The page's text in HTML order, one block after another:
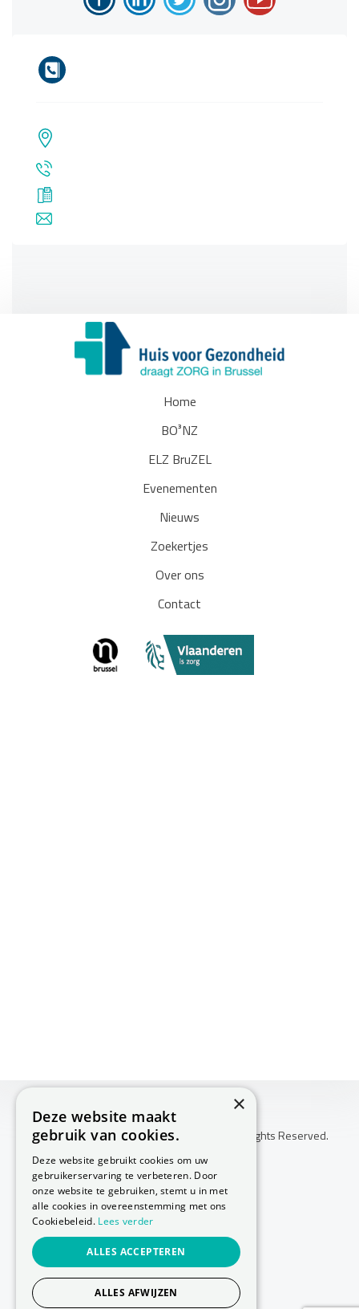
Home
BO³NZ
ELZ BruZEL
Evenementen
Nieuws
Zoekertjes
Over ons
Contact
Copyright © 2026 Huis Voor Gezondheid. All Rights Reserved.
Annuleringsvoorwaarden
-
-
Privacy Policy
-
Cookie Policy
Website laten maken
×
Deze website maakt
gebruik van cookies.
Deze website gebruikt cookies om uw
gebruikerservaring te verbeteren. Door
onze website te gebruiken, stemt u in met
alle cookies in overeenstemming met ons
Cookiebeleid. Lees verder
ALLES ACCEPTEREN
ALLES AFWIJZEN